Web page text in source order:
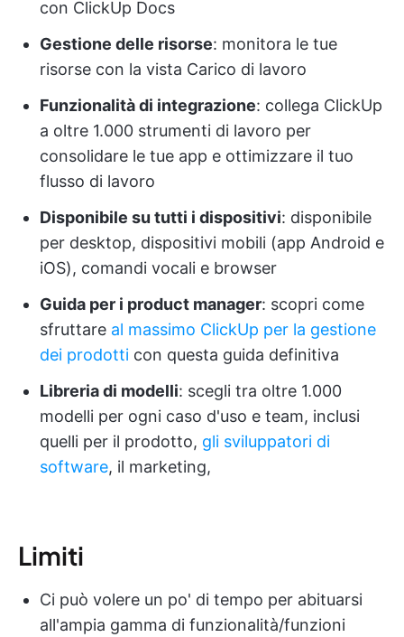
con ClickUp Docs
Gestione delle risorse: monitora le tue
risorse con la vista Carico di lavoro
Funzionalità di integrazione: collega ClickUp
a oltre 1.000 strumenti di lavoro per
consolidare le tue app e ottimizzare il tuo
flusso di lavoro
Disponibile su tutti i dispositivi: disponibile
per desktop, dispositivi mobili (app Android e
iOS), comandi vocali e browser
Guida per i product manager: scopri come
sfruttare al massimo ClickUp per la gestione
dei prodotti con questa guida definitiva
Libreria di modelli: scegli tra oltre 1.000
modelli per ogni caso d'uso e team, inclusi
quelli per il prodotto, gli sviluppatori di
software, il marketing,
Limiti
Ci può volere un po' di tempo per abituarsi
all'ampia gamma di funzionalità/funzioni